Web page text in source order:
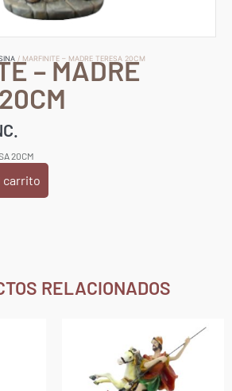
/ MARFINITE – MADRE TERESA 20CM
– MADRE
20CM
carrito
RELACIONADOS